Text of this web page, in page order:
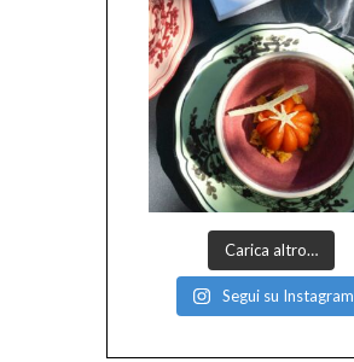
Carica altro…
Segui su Instagram